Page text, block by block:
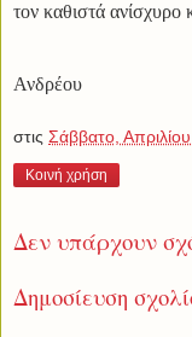
τον καθιστά ανίσχυρο
π.
Ανδρέου
στις Σάββατο,
Κοινή χρήση
Δεν υπάρχουν
Δημοσίευση